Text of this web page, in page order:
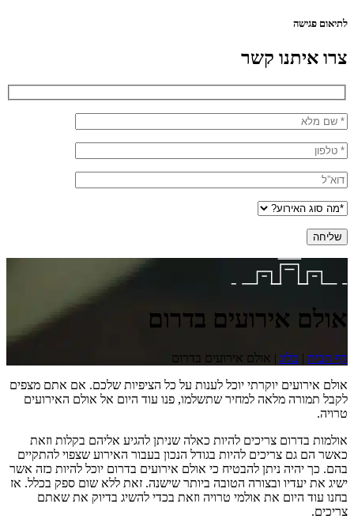
לתיאום פגישה
צרו איתנו קשר
אולם אירועים בדרום
דף הבית | בלוג | אולם אירועים בדרום
אולם אירועים יוקרתי יוכל לענות על כל הציפיות שלכם. אם אתם מצפים
לקבל תמורה מלאה למחיר שתשלמו, פנו עוד היום אל אולם האירועים
טרויה.
אולמות בדרום צריכים להיות כאלה שניתן להגיע אליהם בקלות וזאת
כאשר הם גם צריכים להיות בגודל הנכון בעבור האירוע שצפוי להתקיים
בהם. כך יהיה ניתן להבטיח כי אולם אירועים בדרום יוכל להיות כזה אשר
ישיג את יעדיו ובצורה הטובה ביותר שישנה. זאת ללא שום ספק בכלל. אז
בחנו עוד היום את אולמי טרויה וזאת בכדי להשיג בדיוק את שאתם
צריכים.